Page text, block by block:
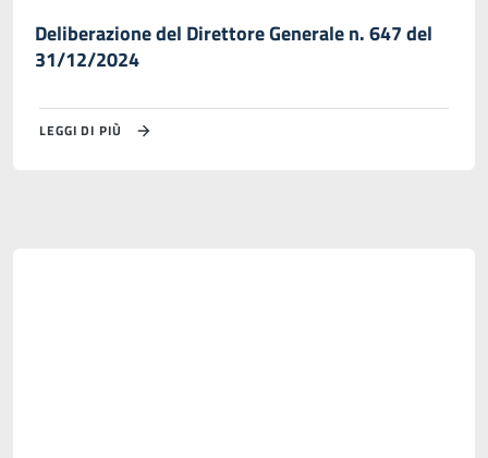
Deliberazione del Direttore Generale n. 647 del
31/12/2024
LEGGI DI PIÙ